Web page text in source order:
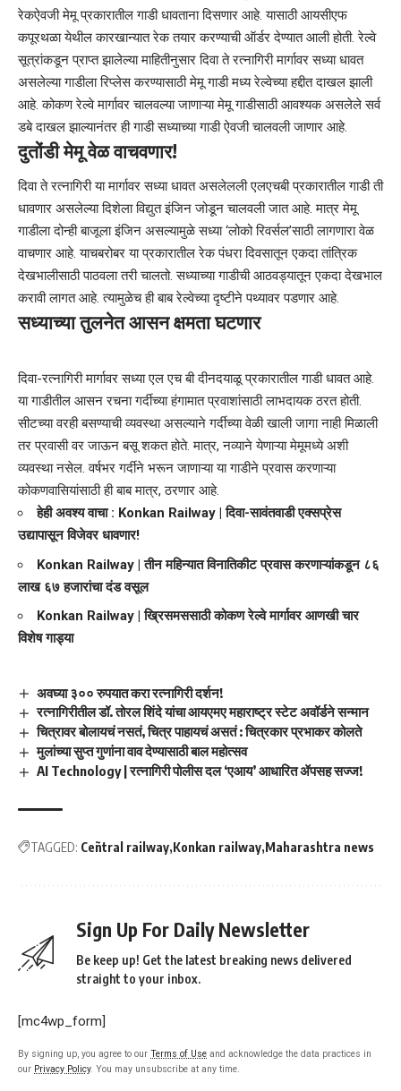
रेकऐवजी मेमू प्रकारातील गाडी धावताना दिसणार आहे. यासाठी आयसीएफ
कपूरथळा येथील कारखान्यात रेक तयार करण्याची ऑर्डर देण्यात आली होती. रेल्वे
सूत्रांकडून प्राप्त झालेल्या माहितीनुसार दिवा ते रत्नागिरी मार्गावर सध्या धावत
असलेल्या गाडीला रिप्लेस करण्यासाठी मेमू गाडी मध्य रेल्वेच्या हद्दीत दाखल झाली
आहे. कोकण रेल्वे मार्गावर चालवल्या जाणाऱ्या मेमू गाडीसाठी आवश्यक असलेले सर्व
डबे दाखल झाल्यानंतर ही गाडी सध्याच्या गाडी ऐवजी चालवली जाणार आहे.
दुतोंडी मेमू वेळ वाचवणार!
दिवा ते रत्नागिरी या मार्गावर सध्या धावत असलेलली एलएचबी प्रकारातील गाडी ती
धावणार असलेल्या दिशेला विद्युत इंजिन जोडून चालवली जात आहे. मात्र मेमू
गाडीला दोन्ही बाजूला इंजिन असल्यामुळे सध्या ‘लोको रिवर्सल’साठी लागणारा वेळ
वाचणार आहे. याचबरोबर या प्रकारातील रेक पंधरा दिवसातून एकदा तांत्रिक
देखभालीसाठी पाठवला तरी चालतो. सध्याच्या गाडीची आठवड्यातून एकदा देखभाल
करावी लागत आहे. त्यामुळेच ही बाब रेल्वेच्या दृष्टीने पथ्यावर पडणार आहे.
सध्याच्या तुलनेत आसन क्षमता घटणार
दिवा-रत्नागिरी मार्गावर सध्या एल एच बी दीनदयाळू प्रकारातील गाडी धावत आहे.
या गाडीतील आसन रचना गर्दीच्या हंगामात प्रवाशांसाठी लाभदायक ठरत होती.
सीटच्या वरही बसण्याची व्यवस्था असल्याने गर्दीच्या वेळी खाली जागा नाही मिळाली
तर प्रवासी वर जाऊन बसू शकत होते. मात्र, नव्याने येणाऱ्या मेमूमध्ये अशी
व्यवस्था नसेल. वर्षभर गर्दीने भरून जाणाऱ्या या गाडीने प्रवास करणाऱ्या
कोकणवासियांसाठी ही बाब मात्र, ठरणार आहे.
हेही अवश्य वाचा : Konkan Railway | दिवा-सावंतवाडी एक्सप्रेस
उद्यापासून विजेवर धावणार!
Konkan Railway | तीन महिन्यात विनातिकीट प्रवास करणाऱ्यांकडून ८६
लाख ६७ हजारांचा दंड वसूल
Konkan Railway | ख्रिसमससाठी कोकण रेल्वे मार्गावर आणखी चार
विशेष गाड्या
अवघ्या ३०० रुपयात करा रत्नागिरी दर्शन!
रत्नागिरीतील डॉ. तोरल शिंदे यांचा आयएमए महाराष्ट्र स्टेट अवॉर्डने सन्मान
चित्रावर बोलायचं नसतं, चित्र पाहायचं असतं : चित्रकार प्रभाकर कोलते
मुलांच्या सुप्त गुणांना वाव देण्यासाठी बाल महोत्सव
AI Technology | रत्नागिरी पोलीस दल ‘एआय’ आधारित ॲपसह सज्ज!
TAGGED: Ceñtral railway Konkan railway Maharashtra news
Sign Up For Daily Newsletter
Be keep up! Get the latest breaking news delivered
straight to your inbox.
[mc4wp_form]
By signing up, you agree to our Terms of Use and acknowledge the data practices in
our Privacy Policy. You may unsubscribe at any time.